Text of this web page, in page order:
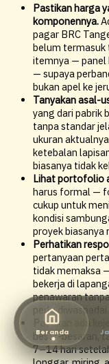
Pastikan harga
komponennya.
pagar BRC
belum termasuk
itemnya — panel
— supaya
bukan apel ke
Tanyakan asal-
yang dari pabrik
tanpa standar
ukuran
ketebalan
biasanya tidak
Lihat portofolio
harus formal —
cukup untuk
kondisi
proyek biasanya
Perhatikan
pertanyaan
tidak memaksa
bekerja di
penawaran
perlu diwaspadai.
Pastikan ada
besar-besaran,
7–14 hari
Beranda